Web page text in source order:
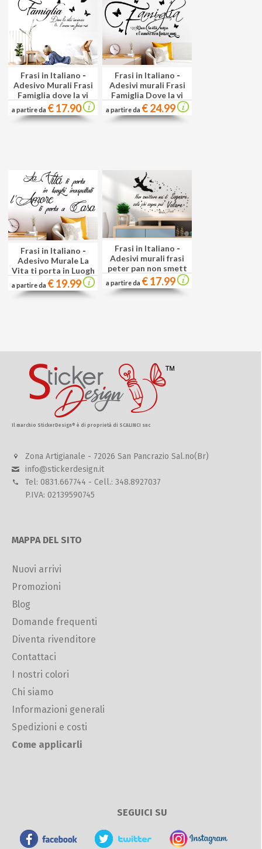
Frasi in Italiano -
Adesivo Murali Frasi
Famiglia dove la vi
a partire da € 17.90
Frasi in Italiano -
Adesivi murali Frasi
Famiglia Dove la vi
a partire da € 24.99
Frasi in Italiano -
Adesivo Murale La
Vita ti porta in Luogh
a partire da € 19.99
Frasi in Italiano -
Adesivi murali frasi
peter pan non smett
a partire da € 17.99
Il marchio StickerDesign® è di proprietà di SCALINCI snc
Zona Artigianale - 72026 San Pancrazio Sal.no(Br)
info@stickerdesign.it
Tel: 0831.667744 - Cell.: 348.8927037
P.IVA: 02139590745
MAPPA DEL SITO
Nuovi arrivi
Promozioni
Blog
Domande frequenti
Diventa rivenditore
Contattaci
I nostri colori
Chi siamo
Informazioni generali
Spedizioni e costi
Come applicarli
SEGUICI SU